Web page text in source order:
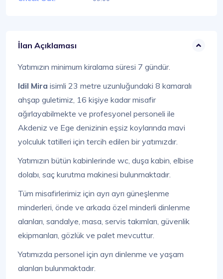
İlan Açıklaması
Yatımızın minimum kiralama süresi 7 gündür.
Idil Mira isimli 23 metre uzunluğundaki 8 kamaralı
ahşap guletimiz, 16 kişiye kadar misafir
ağırlayabilmekte ve profesyonel personeli ile
Akdeniz ve Ege denizinin eşsiz koylarında mavi
yolculuk tatilleri için tercih edilen bir yatımızdır.
Yatımızın bütün kabinlerinde wc, duşa kabin, elbise
dolabı, saç kurutma makinesi bulunmaktadır.
Tüm misafirlerimiz için ayrı ayrı güneşlenme
minderleri, önde ve arkada özel minderli dinlenme
alanları, sandalye, masa, servis takımları, güvenlik
ekipmanları, gözlük ve palet mevcuttur.
Yatımızda personel için ayrı dinlenme ve yaşam
alanları bulunmaktadır.